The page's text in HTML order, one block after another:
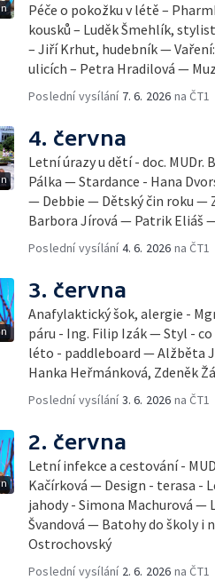
Péče o pokožku v létě –
kousků – Luděk Šmehlík,
– Jiří Krhut, hudebník —
ulicích – Petra Hradilová —
Poslední vysílání 7. 6. 2026 na ČT1
4. června
Letní úrazy u dětí - doc.
Pálka — Stardance - Hana
— Debbie — Dětský čin roku —
Barbora Jírová — Patrik Eliáš
Poslední vysílání4. 6. 2026 na ČT1
3. června
Anafylaktický šok, alergie -
páru - Ing. Filip Izák — Styl -
léto - paddleboard — Alžběta
Hanka Heřmánková, Zdeněk
Poslední vysílání3. 6. 2026 na ČT1
2. června
Letní infekce a cestování -
Kačírková — Design - terasa -
jahody - Simona Machurová
Švandová — Batohy do školy i
Ostrochovský
Poslední vysílání 2. 6. 2026 na ČT1